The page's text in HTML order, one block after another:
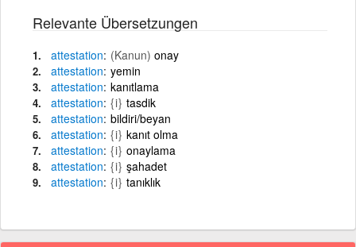
Relevante Übersetzungen
attestation (Kanun) onay
attestation yemin
attestation kanıtlama
attestation {i} tasdik
attestation bildiri/beyan
attestation {i} kanıt olma
attestation {i} onaylama
attestation {i} şahadet
attestation {i} tanıklık